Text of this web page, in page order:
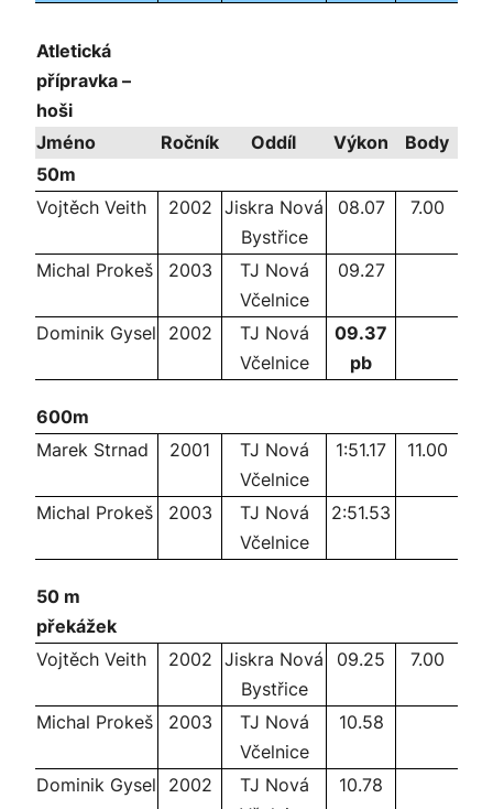
Atletická
přípravka –
hoši
Jméno
Ročník Oddíl Výkon
Body
50m
Vojtěch Veith
2002 Jiskra Nová
Bystřice
08.07 7.00
Michal Prokeš 2003
TJ Nová
Včelnice
09.27
Dominik Gysel 2002
TJ Nová
Včelnice
09.37
pb
600m
Marek Strnad
2001
TJ Nová
Včelnice
1:51.17 11.00
Michal Prokeš 2003
TJ Nová
Včelnice
2:51.53
50 m
překážek
Vojtěch Veith
2002 Jiskra Nová
Bystřice
09.25 7.00
Michal Prokeš 2003
TJ Nová
Včelnice
10.58
Dominik Gysel 2002
TJ Nová
10.78